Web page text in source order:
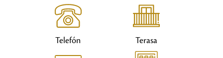
Telefón Terasa